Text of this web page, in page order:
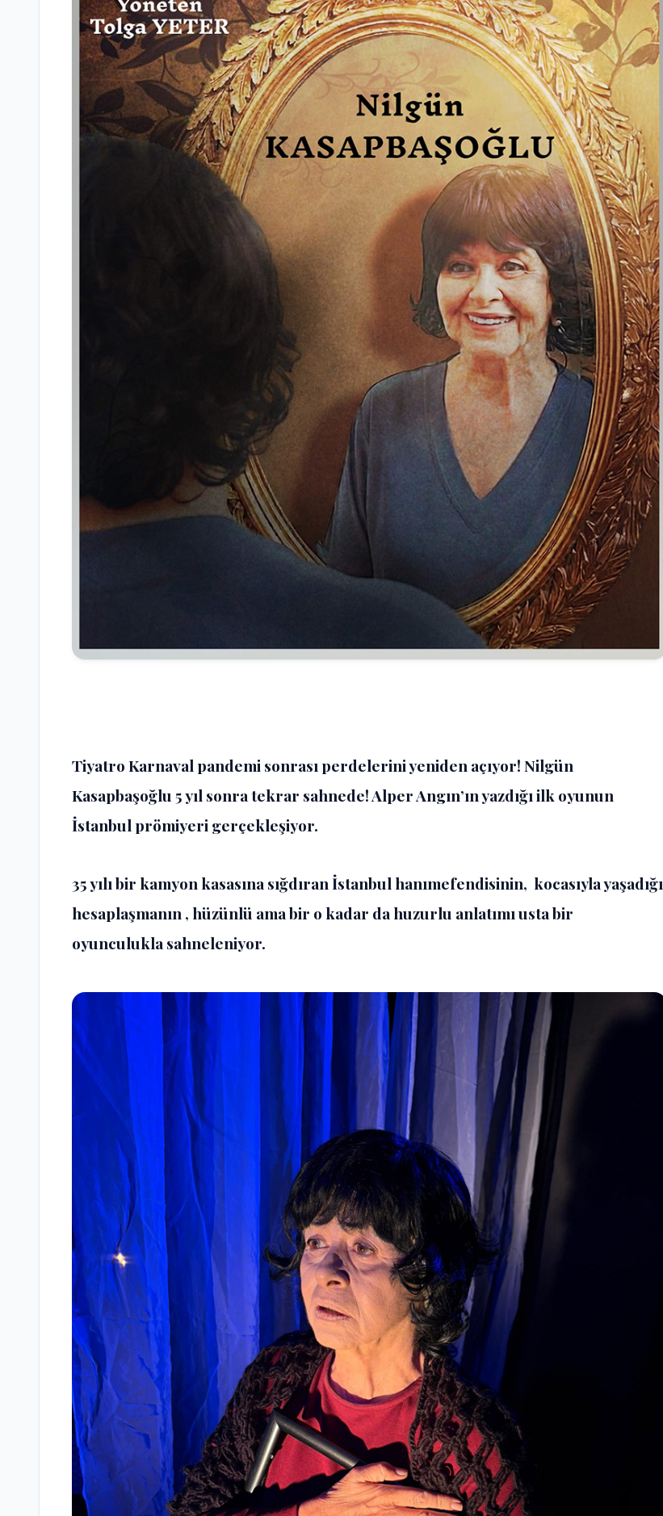
Tiyatro Karnaval pandemi sonrası perdelerini yeniden açıyor! Nilgün
Kasapbaşoğlu 5 yıl sonra tekrar sahnede! Alper Angın’ın yazdığı ilk oyunun
İstanbul prömiyeri gerçekleşiyor.
35 yılı bir kamyon kasasına sığdıran İstanbul hanımefendisinin, kocasıyla yaşadığı
hesaplaşmanın , hüzünlü ama bir o kadar da huzurlu anlatımı usta bir
oyunculukla sahneleniyor.